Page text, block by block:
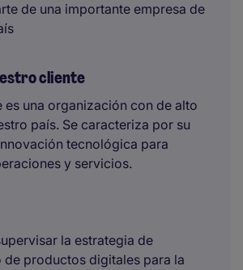
de una importante empresa de
cliente
es una organización con de alto
país. Se caracteriza por su
tecnológica para
y servicios.
la estrategia de
de productos digitales para la